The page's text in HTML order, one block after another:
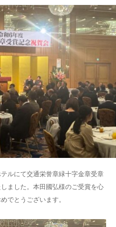
ルにて交通栄誉章緑十字金章受章
ました。本田國弘様のご受賞を心
でとうございます。